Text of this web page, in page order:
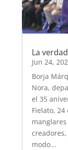
La
Jun 24,
Borja
Nora,
el 35
Fielato,
modo...